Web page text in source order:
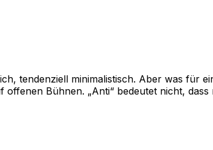
tendenziell minimalistisch. Aber was für
Bühnen. „Anti“ bedeutet nicht,